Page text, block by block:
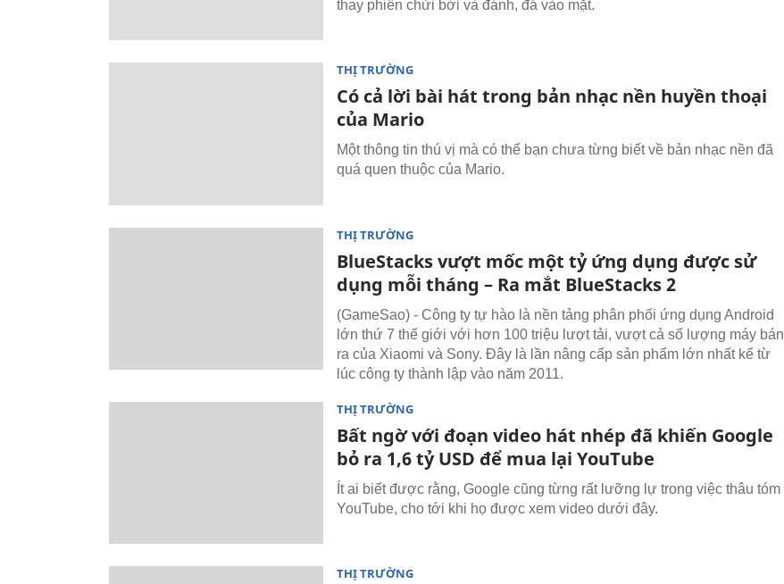
thay phiên chửi bới và đánh, đá vào mặt.
THỊ TRƯỜNG
Có cả lời bài hát trong bản nhạc nền huyền thoại
của Mario
Một thông tin thú vị mà có thể bạn chưa từng biết về bản nhạc nền đã
quá quen thuộc của Mario.
THỊ TRƯỜNG
BlueStacks vượt mốc một tỷ ứng dụng được sử
dụng mỗi tháng – Ra mắt BlueStacks 2
(GameSao) - Công ty tự hào là nền tảng phân phối ứng dụng Android
lớn thứ 7 thế giới với hơn 100 triệu lượt tải, vượt cả số lượng máy bán
ra của Xiaomi và Sony. Đây là lần nâng cấp sản phẩm lớn nhất kể từ
lúc công ty thành lập vào năm 2011.
THỊ TRƯỜNG
Bất ngờ với đoạn video hát nhép đã khiến Google
bỏ ra 1,6 tỷ USD để mua lại YouTube
Ít ai biết được rằng, Google cũng từng rất lưỡng lự trong việc thâu tóm
YouTube, cho tới khi họ được xem video dưới đây.
THỊ TRƯỜNG